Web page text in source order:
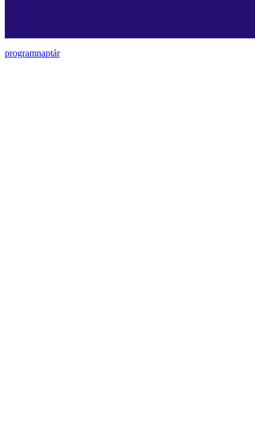
programnaptár